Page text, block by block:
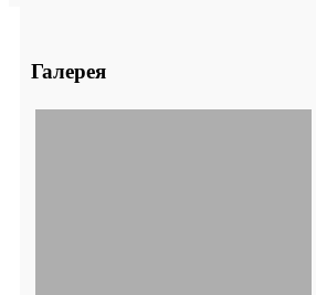
Галерея